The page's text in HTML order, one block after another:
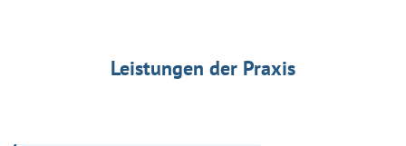
Leistungen der Praxis